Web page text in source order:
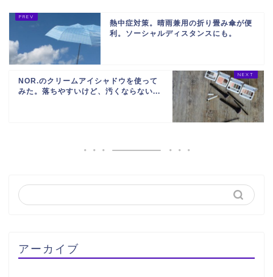
熱中症対策。晴雨兼用の折り畳み傘が便
利。ソーシャルディスタンスにも。
NOR.のクリームアイシャドウを使って
みた。落ちやすいけど、汚くならない...
アーカイブ